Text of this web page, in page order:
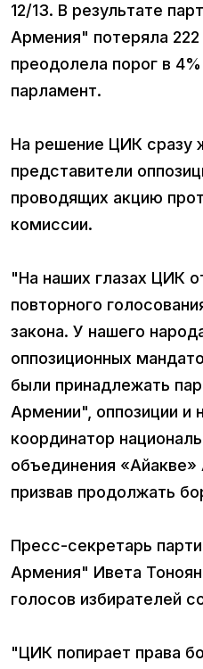
12/13. В результате
Армения" потеряла 222
преодолела порог в
парламент.
На решение ЦИК сразу
представители
проводящих акцию
комиссии.
"На наших глазах ЦИК
повторного
закона. У нашего
оппозиционных
были принадлежать
Армении", оппозиции и
координатор
объединения «Айакве»
призвав продолжать
Пресс-секретарь
Армения" Ивета
голосов избирателей
"ЦИК попирает права